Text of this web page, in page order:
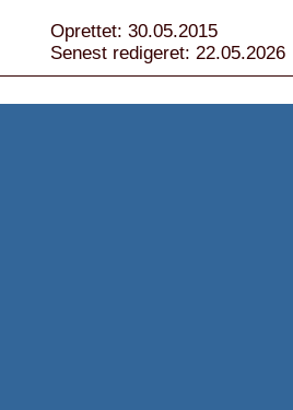
Oprettet: 30.05.2015
Senest redigeret: 22.05.2026